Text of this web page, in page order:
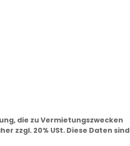
die zu Vermietungszwecken
zzgl. 20% USt. Diese Daten sind